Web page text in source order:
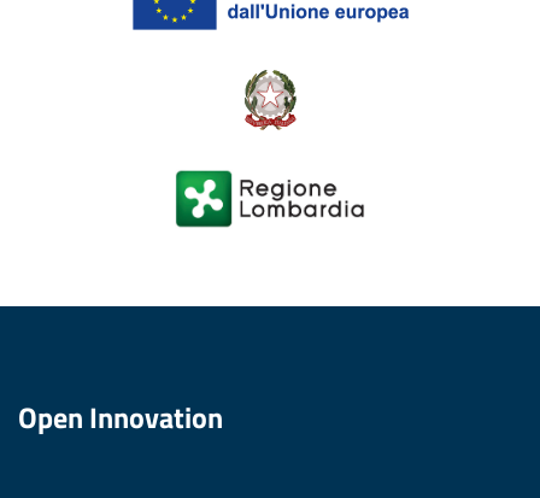
Open Innovation